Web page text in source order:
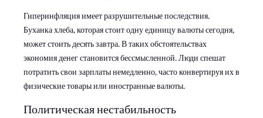
Гиперинфляция имеет разрушительные последствия.
Буханка хлеба, которая стоит одну единицу валюты сегодня,
может стоить десять завтра. В таких обстоятельствах
экономия денег становится бессмысленной. Люди спешат
потратить свои зарплаты немедленно, часто конвертируя их в
физические товары или иностранные валюты.
Политическая нестабильность